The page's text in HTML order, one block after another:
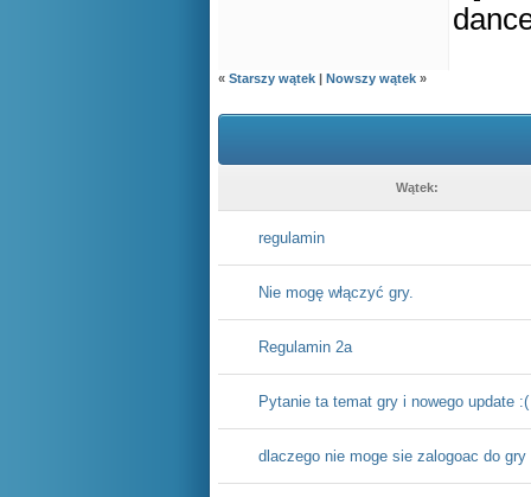
« Starszy wątek | Nowszy wątek »
Wątek:
regulamin
Nie mogę włączyć gry.
Regulamin 2a
Pytanie ta temat gry i nowego update :(
dlaczego nie moge sie zalogoac do gry